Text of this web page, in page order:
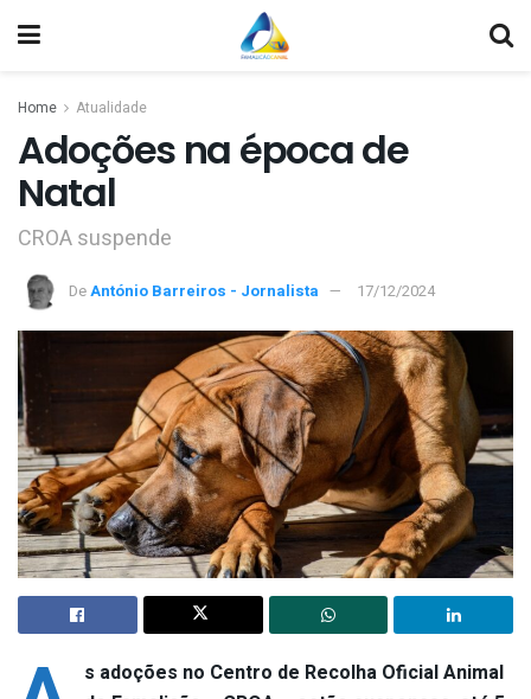
Home Atualidade
Adoções na época de
Natal
CROA suspende
DeAntónio Barreiros - Jornalista 17/12/2024
s adoções no Centro de Recolha Oficial Animal